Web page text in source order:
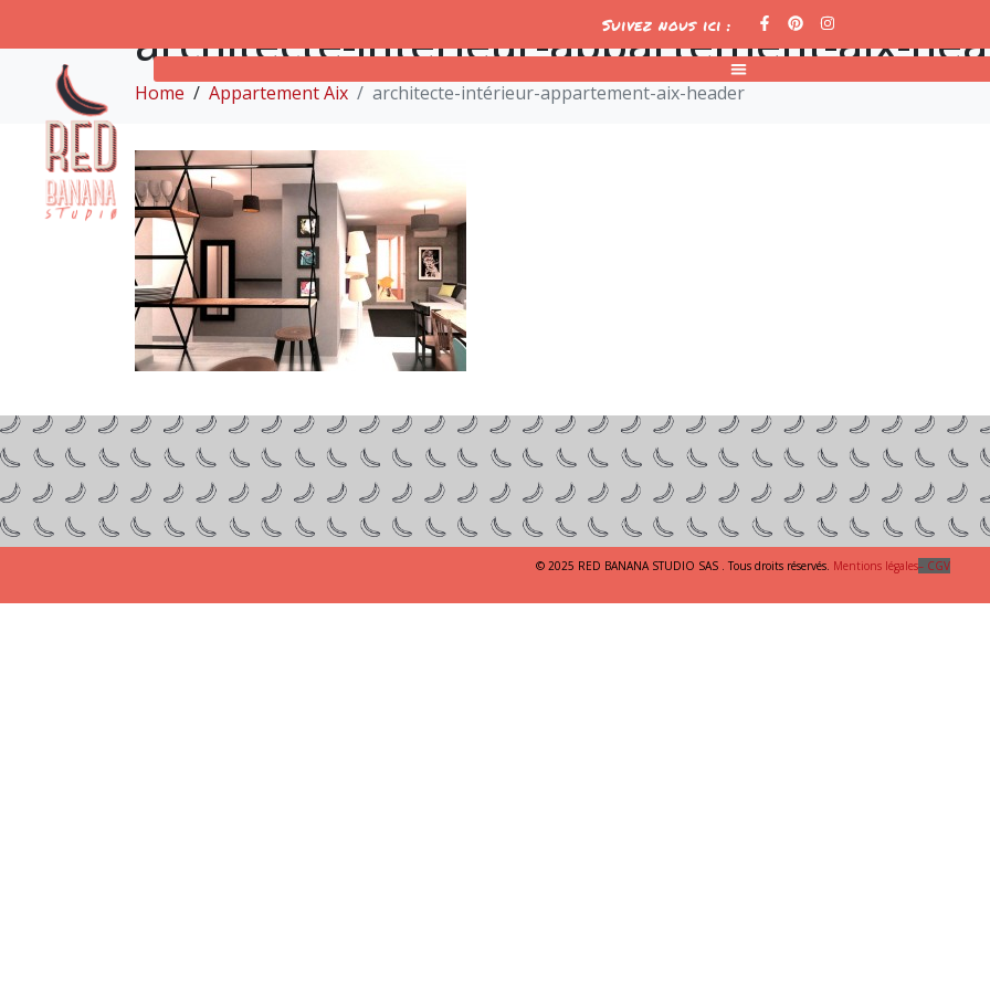
Suivez nous ici :
architecte-intérieur-appartement-aix-
Home Appartement Aix architecte-intérieur-appartement-aix-header
© 2025 RED BANANA STUDIO SAS . Tous droits réservés. Mentions légales– CGV